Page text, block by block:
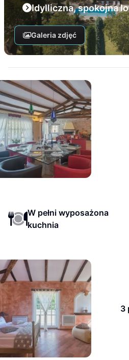
Idylliczna, spokojna
Galeria zdjęć
W pełni wyposażona
kuchnia
3